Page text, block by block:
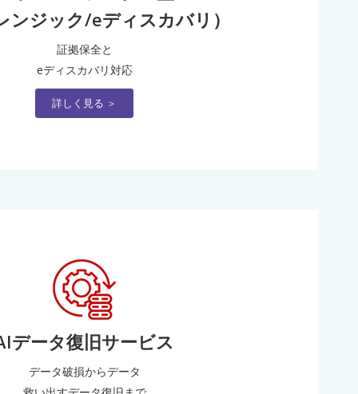
ンジック/eディスカバリ）
証拠保全と
eディスカバリ対応
詳しく見る ＞
データ復旧サービス
データ破損からデータ